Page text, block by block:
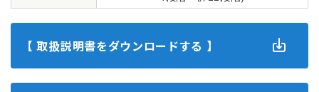
【 取扱説明書をダウンロードする 】